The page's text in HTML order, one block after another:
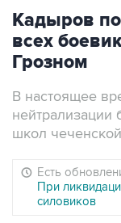
Кадыров
всех
Грозном
В настоящее
нейтрализации
школ
Есть
При
силовиков